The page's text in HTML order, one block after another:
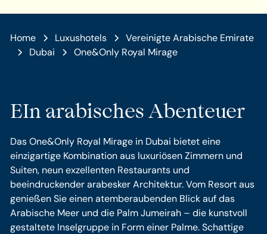
Home Luxushotels
Vereinigte Arabische Emirate
Dubai
One&Only Royal Mirage
EIn arabisches Abenteuer
Das One&Only Royal Mirage in Dubai bietet eine
einzigartige Kombination aus luxuriösen Zimmern und
Suiten, neun exzellenten Restaurants und
beeindruckender arabesker Architektur. Vom Resort aus
genießen Sie einen atemberaubenden Blick auf das
Arabische Meer und die Palm Jumeirah – die kunstvoll
gestaltete Inselgruppe in Form einer Palme. Schattige